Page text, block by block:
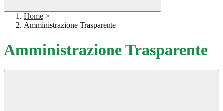
Home >
Amministrazione Trasparente
Amministrazione Trasparente